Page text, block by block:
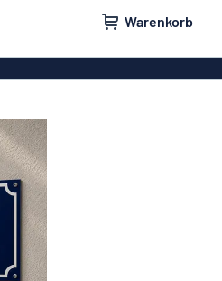
Warenkorb
Türschilder
Aufkleber